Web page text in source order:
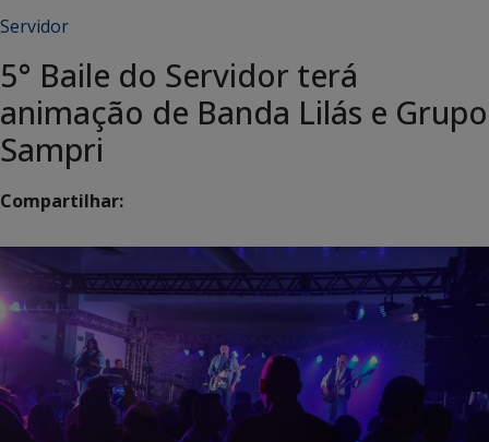
Servidor
5° Baile do Servidor terá
animação de Banda Lilás e Grupo
Sampri
Compartilhar: